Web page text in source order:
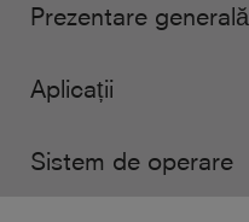
Prezentare generală
Aplicații
Sistem de operare